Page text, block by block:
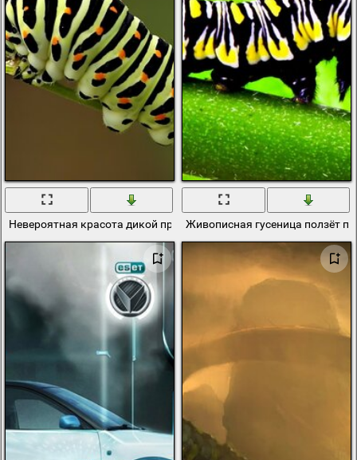
Невероятная красота дикой природыЖивописная гусеница ползёт по